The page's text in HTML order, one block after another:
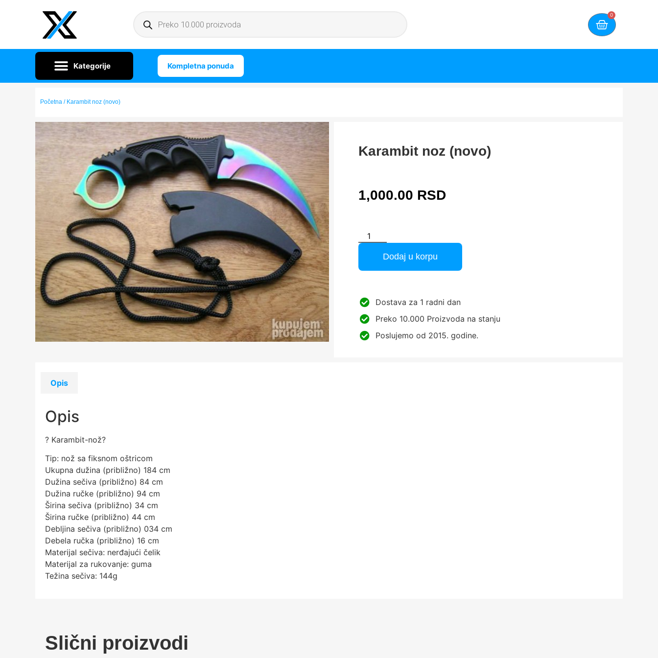
0
Kompletna ponuda
Početna / Karambit noz (novo)
Karambit noz (novo)
1,000.00 RSD
Dodaj u korpu
Dostava za 1 radni dan
Preko 10.000 Proizvoda na stanju
Poslujemo od 2015. godine.
Opis
Opis
? Karambit-nož?
Tip: nož sa fiksnom oštricom
Ukupna dužina (približno) 184 cm
Dužina sečiva (približno) 84 cm
Dužina ručke (približno) 94 cm
Širina sečiva (približno) 34 cm
Širina ručke (približno) 44 cm
Debljina sečiva (približno) 034 cm
Debela ručka (približno) 16 cm
Materijal sečiva: nerđajući čelik
Materijal za rukovanje: guma
Težina sečiva: 144g
Slični proizvodi